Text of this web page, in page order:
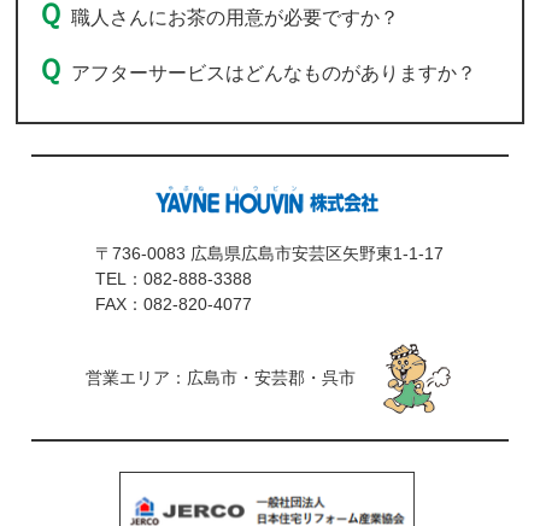
職人さんにお茶の用意が必要ですか？
アフターサービスはどんなものがありますか？
〒736-0083 広島県広島市安芸区矢野東1-1-17
TEL：082-888-3388
FAX：082-820-4077
営業エリア：広島市・安芸郡・呉市